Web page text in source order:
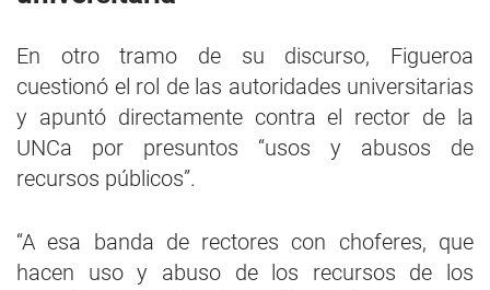
En otro tramo de su discurso, Figueroa
cuestionó el rol de las autoridades universitarias
y apuntó directamente contra el rector de la
UNCa por presuntos “usos y abusos de
recursos públicos”.
“A esa banda de rectores con choferes, que
hacen uso y abuso de los recursos de los